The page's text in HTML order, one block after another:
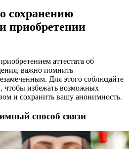
сохранению
приобретении
аттестата об
важно помнить
Для этого соблюдайте
чтобы избежать возможных
и сохранить вашу анонимность.
способ связи